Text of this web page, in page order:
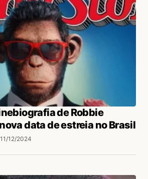
de Robbie
data de estreia no Brasil
11/12/2024